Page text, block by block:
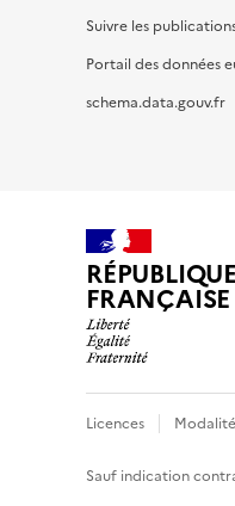
Suivre les
Portail des données
schema.data.gouv.fr
RÉPUBLIQUE
FRANÇAISE
Licences
Sauf indication